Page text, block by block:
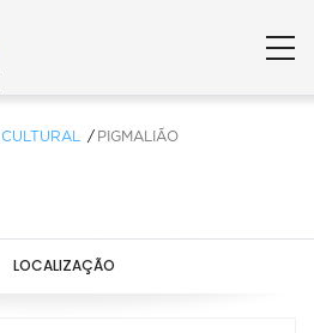
CULTURAL PIGMALIÃO
LOCALIZAÇÃO